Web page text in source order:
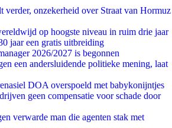
verder, onzekerheid over Straat van Hormuz
op hoogste niveau in ruim drie jaar
jaar een gratis uitbreiding
2026/2027 is begonnen
een andersluidende politieke mening, laat
DOA overspoeld met babykonijntjes
geen compensatie voor schade door
verwarde man die agenten stak met